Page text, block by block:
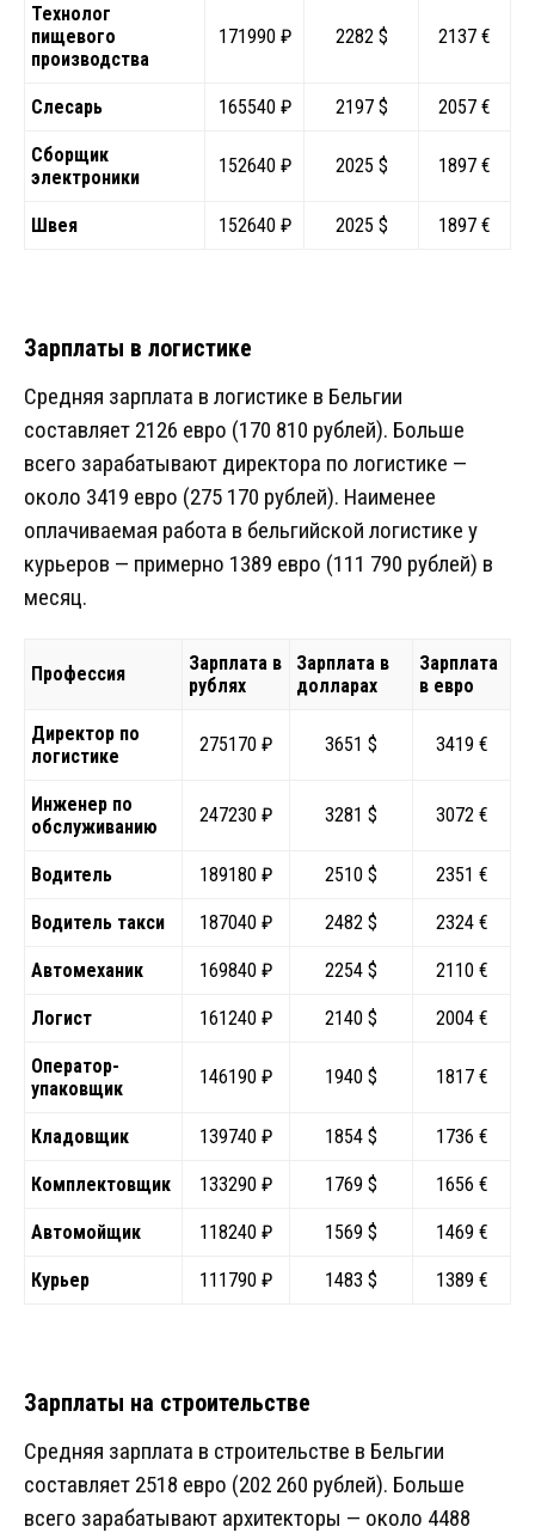
Технолог
пищевого
производства
171990 ₽ 2282 $ 2137 €
Слесарь 165540 ₽ 2197 $ 2057 €
Сборщик
электроники
152640 ₽ 2025 $ 1897 €
Швея 152640 ₽ 2025 $ 1897 €
Зарплаты в логистике
Средняя зарплата в логистике в Бельгии
составляет 2126 евро (170 810 рублей). Больше
всего зарабатывают директора по логистике —
около 3419 евро (275 170 рублей). Наименее
оплачиваемая работа в бельгийской логистике у
курьеров — примерно 1389 евро (111 790 рублей) в
месяц.
Профессия
Зарплата в
рублях
Зарплата в
долларах
Зарплата
в евро
Директор по
логистике
275170 ₽ 3651 $ 3419 €
Инженер по
обслуживанию
247230 ₽ 3281 $ 3072 €
Водитель 189180 ₽ 2510 $ 2351 €
Водитель такси 187040 ₽ 2482 $ 2324 €
Автомеханик 169840 ₽ 2254 $ 2110 €
Логист 161240 ₽ 2140 $ 2004 €
Оператор-
упаковщик
146190 ₽ 1940 $ 1817 €
Кладовщик 139740 ₽ 1854 $ 1736 €
Комплектовщик 133290 ₽ 1769 $ 1656 €
Автомойщик 118240 ₽ 1569 $ 1469 €
Курьер 111790 ₽ 1483 $ 1389 €
Зарплаты на строительстве
Средняя зарплата в строительстве в Бельгии
составляет 2518 евро (202 260 рублей). Больше
всего зарабатывают архитекторы — около 4488